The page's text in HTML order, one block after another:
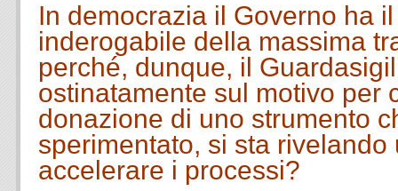
In democrazia il Governo ha
inderogabile della massima
perché, dunque, il
ostinatamente sul motivo per
donazione di uno strumento
sperimentato, si sta rivelando
accelerare i processi?